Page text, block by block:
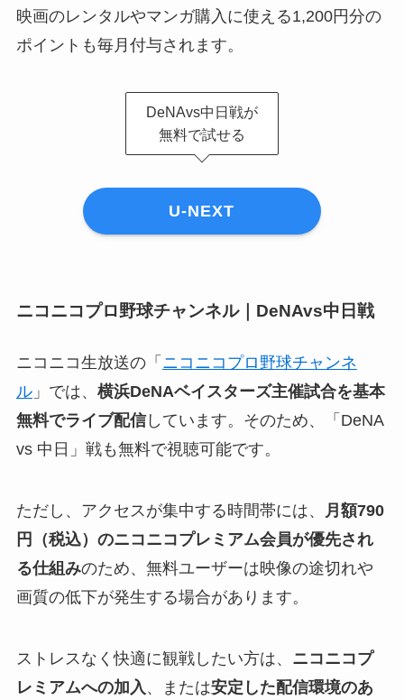
映画のレンタルやマンガ購入に使える1,200円分の
ポイントも毎月付与されます。
DeNAvs中日戦が
無料で試せる
U-NEXT
ニコニコプロ野球チャンネル｜DeNAvs中日戦
ニコニコ生放送の「 ニコニコプロ野球チャンネ
ル」では、 横浜DeNAベイスターズ主催試合を基本
無料でライブ配信しています。そのため、「DeNA
vs 中日」戦も無料で視聴可能です。
ただし、アクセスが集中する時間帯には、
月額790
円（税込）のニコニコプレミアム会員が優先され
る仕組みのため、無料ユーザーは映像の途切れや
画質の低下が発生する場合があります。
ストレスなく快適に観戦したい方は、 ニコニコプ
レミアムへの加入、または安定した配信環境のあ